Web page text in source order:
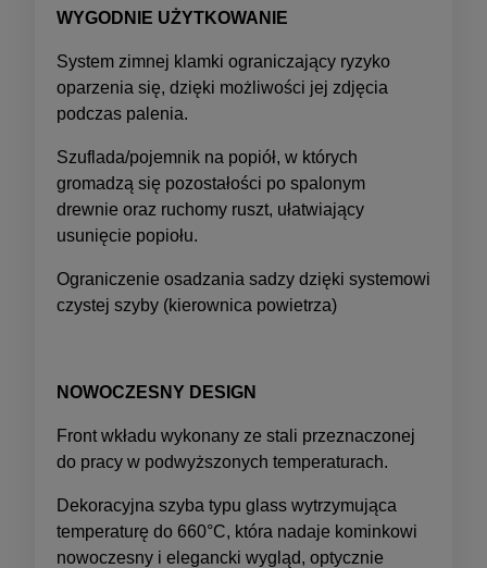
WYGODNIE UŻYTKOWANIE
System zimnej klamki ograniczający ryzyko
oparzenia się, dzięki możliwości jej zdjęcia
podczas palenia.
Szuflada/pojemnik na popiół, w których
gromadzą się pozostałości po spalonym
drewnie oraz ruchomy ruszt, ułatwiający
usunięcie popiołu.
Ograniczenie osadzania sadzy dzięki systemowi
czystej szyby (kierownica powietrza)
NOWOCZESNY DESIGN
Front wkładu wykonany ze stali przeznaczonej
do pracy w podwyższonych temperaturach.
Dekoracyjna szyba typu glass wytrzymująca
temperaturę do 660°C, która nadaje kominkowi
nowoczesny i elegancki wygląd, optycznie